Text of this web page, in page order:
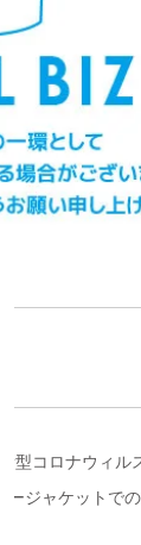
型コロナウィ
ジャケットで